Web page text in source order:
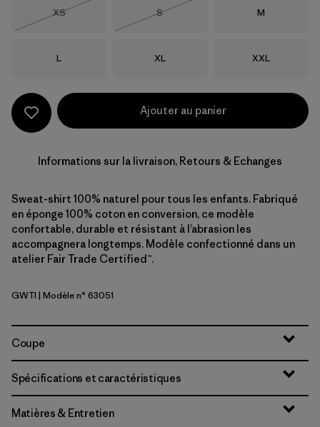
Taille
XS
Taille
S
Taille
M
Taille
L Taille
XL Taille
XXL
Ajouter au panier
Informations sur la livraison, Retours & Echanges
Sweat-shirt 100% naturel pour tous les enfants. Fabriqué
en éponge 100% coton en conversion, ce modèle
confortable, durable et résistant à l’abrasion les
accompagnera longtemps. Modèle confectionné dans un
atelier Fair Trade Certified™.
Great Waves: Thin Ice
GWTI | Modèle n° 63051
Coupe
Spécifications et caractéristiques
Matières & Entretien